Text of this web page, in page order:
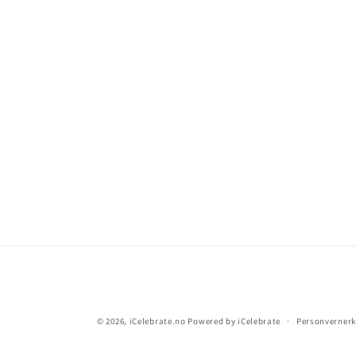
© 2026, iCelebrate.no Powered by iCelebrate